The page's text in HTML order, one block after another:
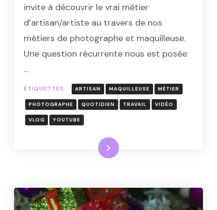
invite à découvrir le vrai métier
d’artisan/artiste au travers de nos
métiers de photographe et maquilleuse.
Une question récurrente nous est posée:
…
ÉTIQUETTES : ARTISAN MAQUILLEUSE MÉTIER
PHOTOGRAPHE QUOTIDIEN TRAVAIL VIDÉO
VLOG YOUTUBE
Lire la suite